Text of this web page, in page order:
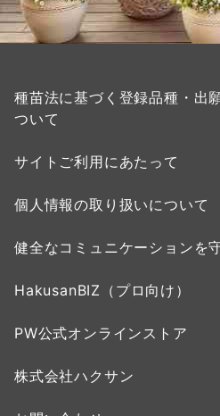
種苗法に基づく登録品種・出
ついて
サイトご利用にあたって
個人情報の取り扱いについて
健全なコミュニケーションを
HakusanBIZ（プロ向け）
PW公式オンラインストア
株式会社ハクサン